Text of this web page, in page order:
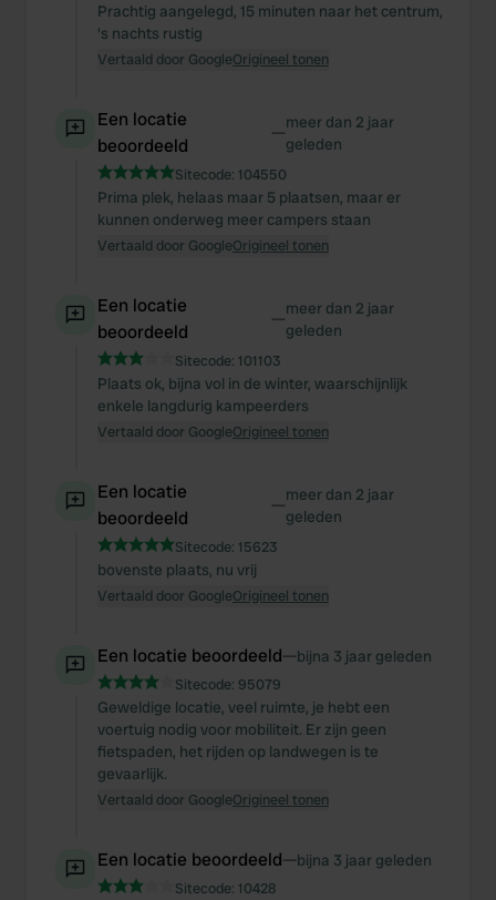
Prachtig aangelegd, 15 minuten naar het centrum,
's nachts rustig
Vertaald door GoogleOrigineel tonen
Een locatie
beoordeeld
—meer dan 2 jaar
geleden
Sitecode: 104550
Prima plek, helaas maar 5 plaatsen, maar er
kunnen onderweg meer campers staan
Vertaald door GoogleOrigineel tonen
Een locatie
beoordeeld
—meer dan 2 jaar
geleden
Sitecode: 101103
Plaats ok, bijna vol in de winter, waarschijnlijk
enkele langdurig kampeerders
Vertaald door GoogleOrigineel tonen
Een locatie
beoordeeld
—meer dan 2 jaar
geleden
Sitecode: 15623
bovenste plaats, nu vrij
Vertaald door GoogleOrigineel tonen
Een locatie beoordeeld—bijna 3 jaar geleden
Sitecode: 95079
Geweldige locatie, veel ruimte, je hebt een
voertuig nodig voor mobiliteit. Er zijn geen
fietspaden, het rijden op landwegen is te
gevaarlijk.
Vertaald door GoogleOrigineel tonen
Een locatie beoordeeld—bijna 3 jaar geleden
Sitecode: 10428